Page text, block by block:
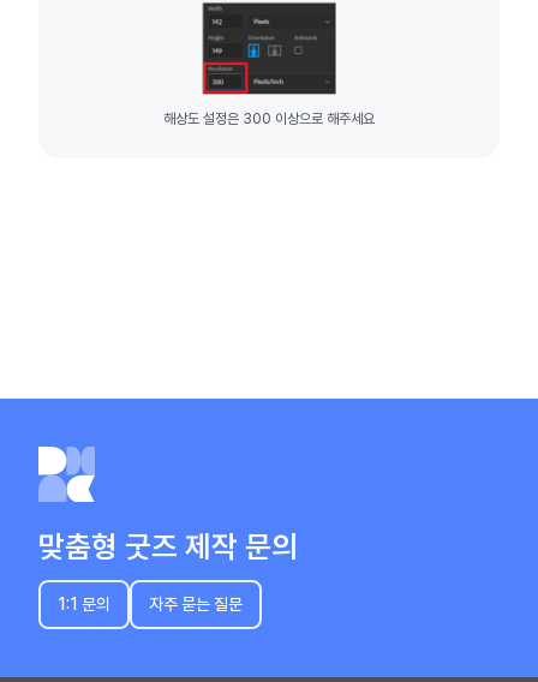
해상도 설정은 300 이상으로 해주세요
맞춤형 굿즈 제작 문의
1:1 문의 자주 묻는 질문